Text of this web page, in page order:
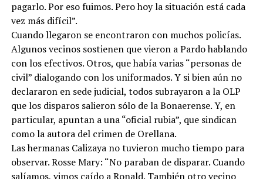
pagarlo. Por eso fuimos. Pero hoy la situación está cada
vez más difícil”.
Cuando llegaron se encontraron con muchos policías.
Algunos vecinos sostienen que vieron a Pardo hablando
con los efectivos. Otros, que había varias “personas de
civil” dialogando con los uniformados. Y si bien aún no
declararon en sede judicial, todos subrayaron a la OLP
que los disparos salieron sólo de la Bonaerense. Y, en
particular, apuntan a una “oficial rubia”, que sindican
como la autora del crimen de Orellana.
Las hermanas Calizaya no tuvieron mucho tiempo para
observar. Rosse Mary: “No paraban de disparar. Cuando
salíamos, vimos caído a Ronald. También otro vecino